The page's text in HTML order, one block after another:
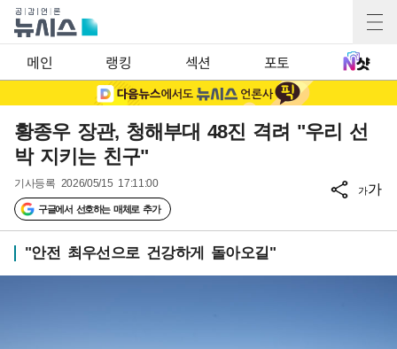
메인 랭킹 섹션 포토
황종우 장관, 청해부대 48진 격려 "우리 선
박 지키는 친구"
기사등록 2026/05/15 17:11:00
구글에서 선호하는 매체로 추가
가가
"안전 최우선으로 건강하게 돌아오길"